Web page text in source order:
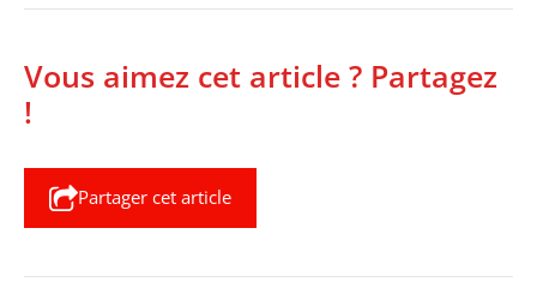
Vous aimez cet article ? Partagez
!
Partager cet article